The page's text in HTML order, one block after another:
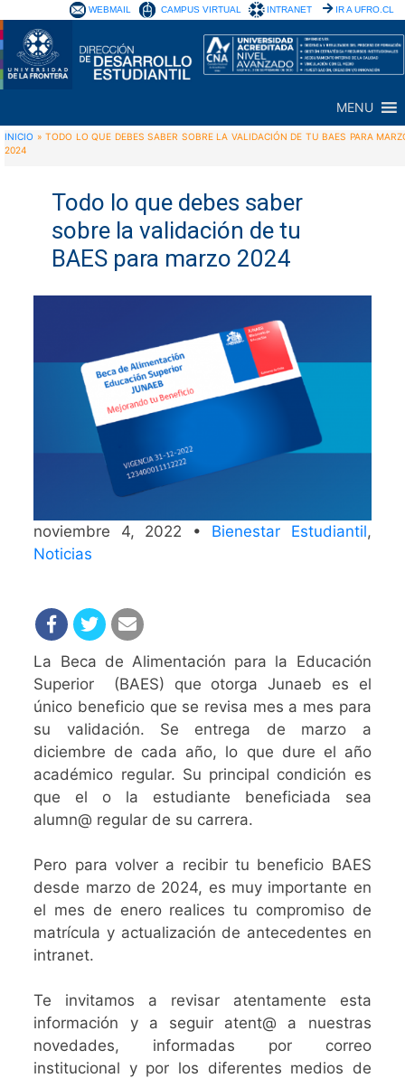
WEBMAIL CAMPUS VIRTUAL INTRANET IR A UFRO.CL
MENU
INICIO » TODO LO QUE DEBES SABER SOBRE LA VALIDACIÓN DE TU BAES PARA
2024
Todo lo que debes saber
sobre la validación de tu
BAES para marzo 2024
noviembre 4, 2022 • Bienestar Estudiantil,
Noticias
La Beca de Alimentación para la Educación
Superior (BAES) que otorga Junaeb es el
único beneficio que se revisa mes a mes para
su validación. Se entrega de marzo a
diciembre de cada año, lo que dure el año
académico regular. Su principal condición es
que el o la estudiante beneficiada sea
alumn@ regular de su carrera.
Pero para volver a recibir tu beneficio BAES
desde marzo de 2024, es muy importante en
el mes de enero realices tu compromiso de
matrícula y actualización de antecedentes en
intranet.
Te invitamos a revisar atentamente esta
información y a seguir atent@ a nuestras
novedades, informadas por correo
institucional y por los diferentes medios de